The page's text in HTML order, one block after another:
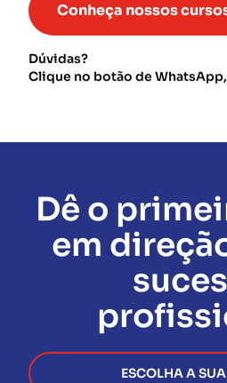
Conheça nossos
Dúvidas?
Clique no botão de
Dê o
em
ESCOLHA A